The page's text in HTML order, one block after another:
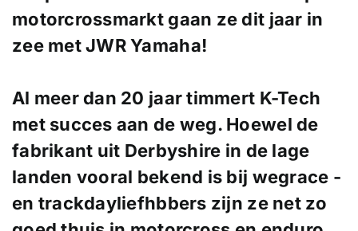
motorcrossmarkt gaan ze dit jaar in
zee met JWR Yamaha!
Al meer dan 20 jaar timmert K-Tech
met succes aan de weg. Hoewel de
fabrikant uit Derbyshire in de lage
landen vooral bekend is bij wegrace -
en trackdayliefhbbers zijn ze net zo